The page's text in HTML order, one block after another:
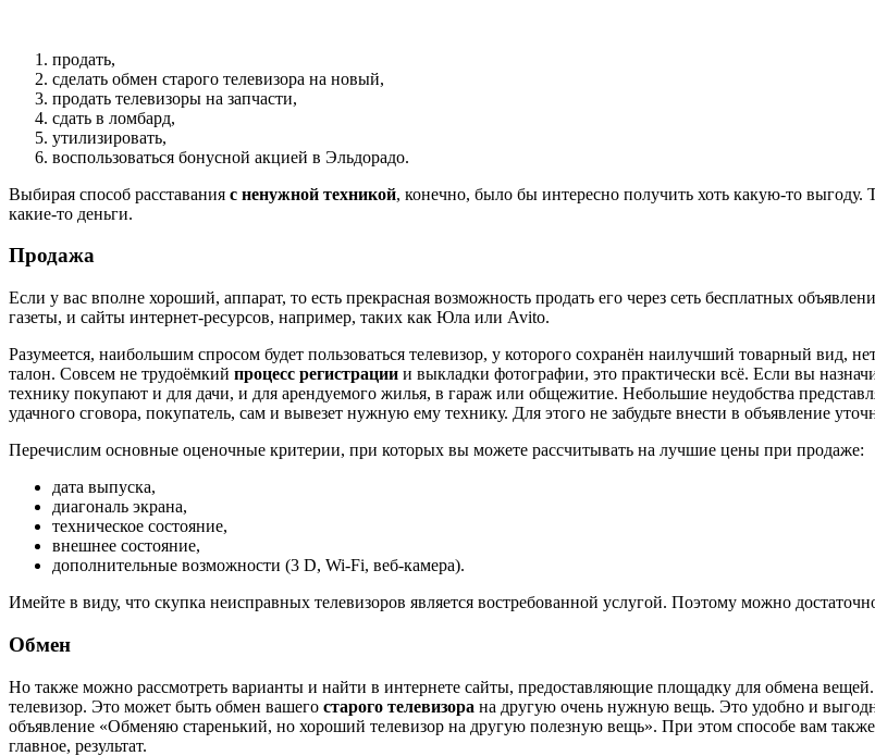
продать,
сделать обмен старого телевизора на новый,
продать телевизоры на запчасти,
сдать в ломбард,
утилизировать,
воспользоваться бонусной акцией в Эльдорадо.
Выбирая способ расставания с ненужной техникой, конечно, было бы интересно получить хоть какую-то
какие-то деньги.
Продажа
Если у вас вполне хороший, аппарат, то есть прекрасная возможность продать его через сеть бесплатных
газеты, и сайты интернет-ресурсов, например, таких как Юла или Avitо.
Разумеется, наибольшим спросом будет пользоваться телевизор, у которого сохранён наилучший товарный вид,
талон. Совсем не трудоёмкий процесс регистрации и выкладки фотографии, это практически всё. Если вы
технику покупают и для дачи, и для арендуемого жилья, в гараж или общежитие. Небольшие неудобства
удачного сговора, покупатель, сам и вывезет нужную ему технику. Для этого не забудьте внести в объявление
Перечислим основные оценочные критерии, при которых вы можете рассчитывать на лучшие цены при продаже:
дата выпуска,
диагональ экрана,
техническое состояние,
внешнее состояние,
дополнительные возможности (3 D, Wi-Fi, веб-камера).
Имейте в виду, что скупка неисправных телевизоров является востребованной услугой. Поэтому можно
Обмен
Но также можно рассмотреть варианты и найти в интернете сайты, предоставляющие площадку для обмена
телевизор. Это может быть обмен вашего старого телевизора на другую очень нужную вещь. Это удобно и
объявление «Обменяю старенький, но хороший телевизор на другую полезную вещь». При этом способе вам
главное, результат.